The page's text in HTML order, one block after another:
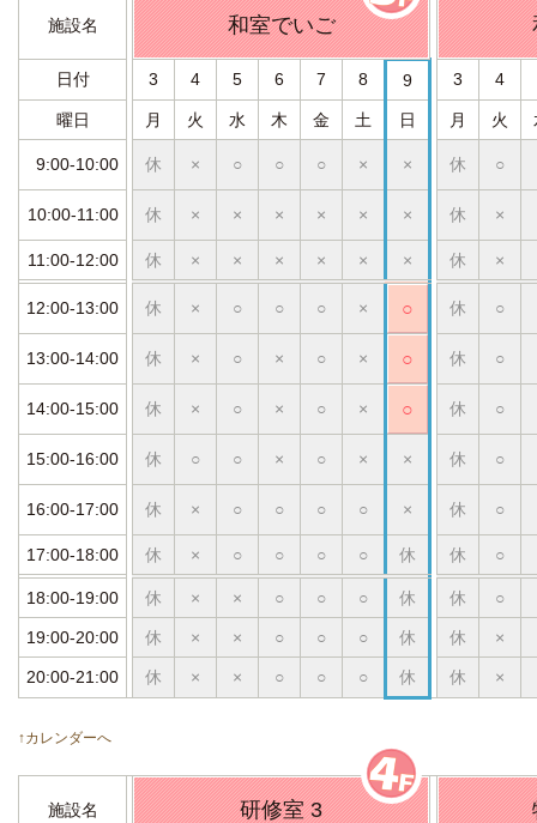
施設名 和室でいご
日付 3 4 5 6 7 8 9 3 4
曜日 月 火 水 木 金 土 日 月 火
9:00-10:00 休 × ○ ○ ○ × × 休 ○
10:00-11:00 休 × × × × × × 休 ×
11:00-12:00 休 × × × × × × 休 ×
12:00-13:00 休 × ○ ○ ○ × ○ 休 ○
13:00-14:00 休 × ○ × ○ × ○ 休 ○
14:00-15:00 休 × ○ × ○ × ○ 休 ○
15:00-16:00 休 ○ ○ × ○ × × 休 ○
16:00-17:00 休 × ○ ○ ○ ○ × 休 ○
17:00-18:00 休 × ○ ○ ○ ○ 休 休 ○
18:00-19:00 休 × × ○ ○ ○ 休 休 ○
19:00-20:00 休 × × ○ ○ ○ 休 休 ×
20:00-21:00 休 × × ○ ○ ○ 休 休 ×
↑カレンダーへ
施設名 研修室 3